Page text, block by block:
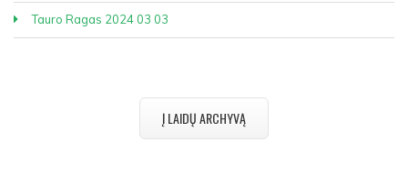
Tauro Ragas 2024 03 03
Į LAIDŲ ARCHYVĄ